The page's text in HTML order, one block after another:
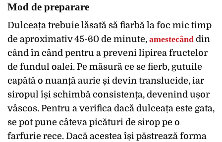
Mod de preparare
Dulceața trebuie lăsată să fiarbă la foc mic timp
de aproximativ 45-60 de minute, amestecând din
când în când pentru a preveni lipirea fructelor
de fundul oalei. Pe măsură ce se fierb, gutuile
capătă o nuanță aurie și devin translucide, iar
siropul își schimbă consistența, devenind ușor
vâscos. Pentru a verifica dacă dulceața este gata,
se pot pune câteva picături de sirop pe o
farfurie rece. Dacă acestea își păstrează forma